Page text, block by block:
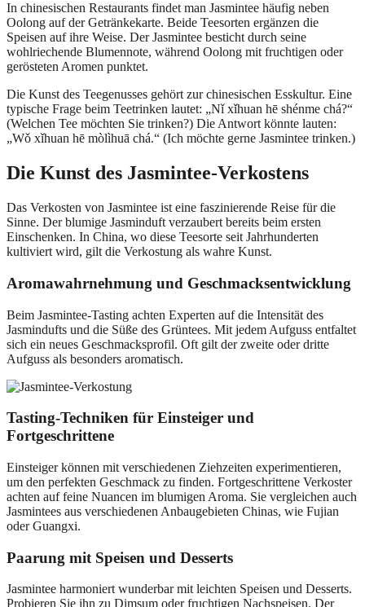
In chinesischen Restaurants findet man Jasmintee häufig neben
Oolong auf der Getränkekarte. Beide Teesorten ergänzen die
Speisen auf ihre Weise. Der Jasmintee besticht durch seine
wohlriechende Blumennote, während Oolong mit fruchtigen oder
gerösteten Aromen punktet.
Die Kunst des Teegenusses gehört zur chinesischen Esskultur. Eine
typische Frage beim Teetrinken lautet: „Nǐ xǐhuan hē shénme chá?“
(Welchen Tee möchten Sie trinken?) Die Antwort könnte lauten:
„Wǒ xǐhuan hē mòlìhuā chá.“ (Ich möchte gerne Jasmintee trinken.)
Die Kunst des Jasmintee-Verkostens
Das Verkosten von Jasmintee ist eine faszinierende Reise für die
Sinne. Der blumige Jasminduft verzaubert bereits beim ersten
Einschenken. In China, wo diese Teesorte seit Jahrhunderten
kultiviert wird, gilt die Verkostung als wahre Kunst.
Aromawahrnehmung und Geschmacksentwicklung
Beim Jasmintee-Tasting achten Experten auf die Intensität des
Jasmindufts und die Süße des Grüntees. Mit jedem Aufguss entfaltet
sich ein neues Geschmacksprofil. Oft gilt der zweite oder dritte
Aufguss als besonders aromatisch.
Tasting-Techniken für Einsteiger und
Fortgeschrittene
Einsteiger können mit verschiedenen Ziehzeiten experimentieren,
um den perfekten Geschmack zu finden. Fortgeschrittene Verkoster
achten auf feine Nuancen im blumigen Aroma. Sie vergleichen auch
Jasmintees aus verschiedenen Anbaugebieten Chinas, wie Fujian
oder Guangxi.
Paarung mit Speisen und Desserts
Jasmintee harmoniert wunderbar mit leichten Speisen und Desserts.
Probieren Sie ihn zu Dimsum oder fruchtigen Nachspeisen. Der